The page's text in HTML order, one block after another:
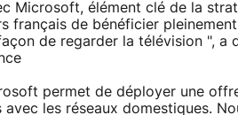
Microsoft, élément clé de la
français de bénéficier
de regarder la télévision ", a
permet de déployer une
les réseaux domestiques.